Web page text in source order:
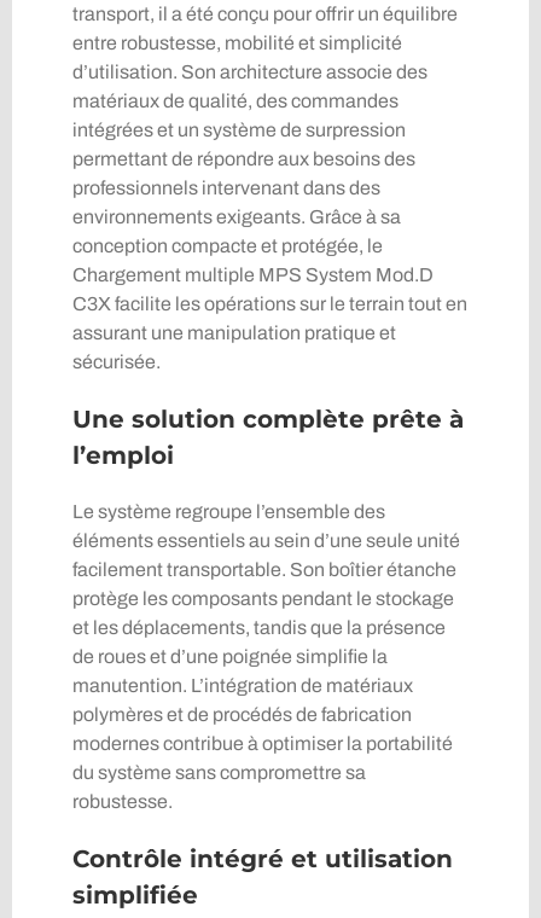
transport, il a été conçu pour offrir un équilibre
entre robustesse, mobilité et simplicité
d’utilisation. Son architecture associe des
matériaux de qualité, des commandes
intégrées et un système de surpression
permettant de répondre aux besoins des
professionnels intervenant dans des
environnements exigeants. Grâce à sa
conception compacte et protégée, le
Chargement multiple MPS System Mod.D
C3X facilite les opérations sur le terrain tout en
assurant une manipulation pratique et
sécurisée.
Une solution complète prête à
l’emploi
Le système regroupe l’ensemble des
éléments essentiels au sein d’une seule unité
facilement transportable. Son boîtier étanche
protège les composants pendant le stockage
et les déplacements, tandis que la présence
de roues et d’une poignée simplifie la
manutention. L’intégration de matériaux
polymères et de procédés de fabrication
modernes contribue à optimiser la portabilité
du système sans compromettre sa
robustesse.
Contrôle intégré et utilisation
simplifiée